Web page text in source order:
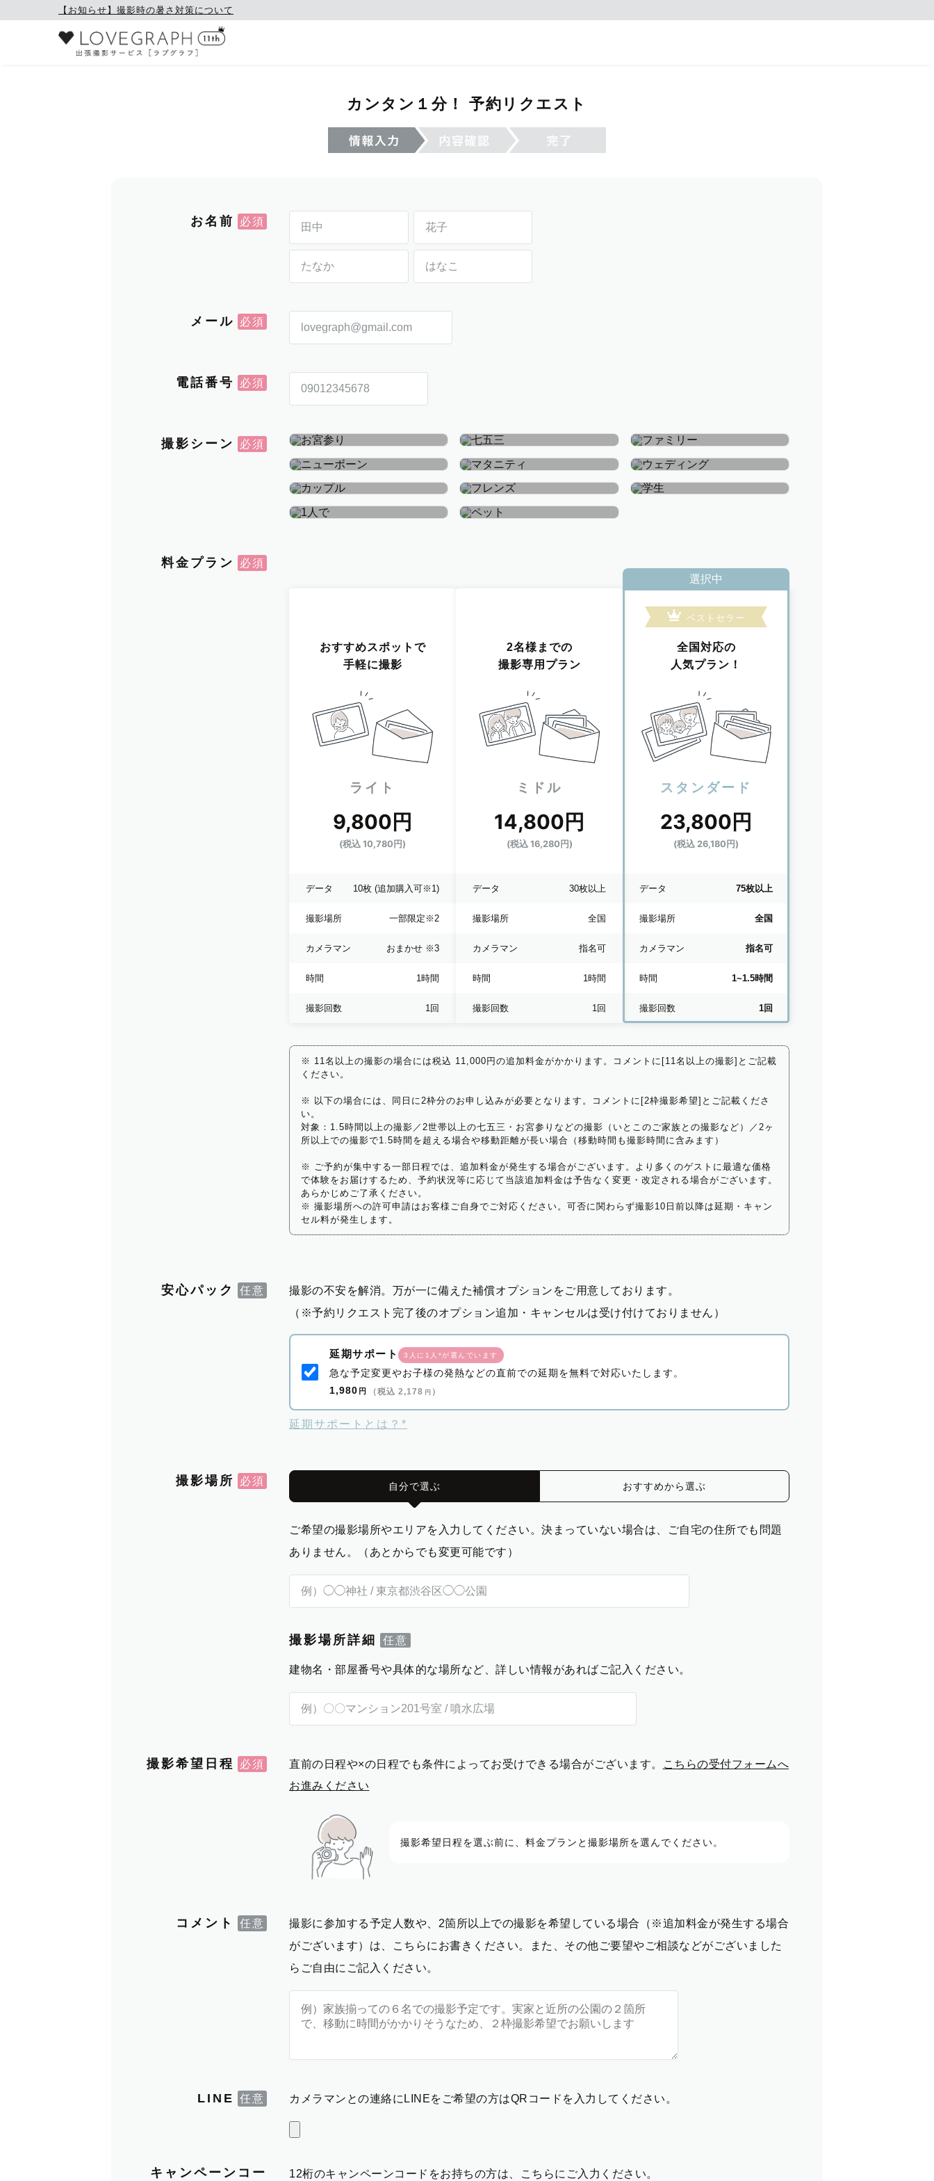
【お知らせ】撮影時の暑さ対策について
カンタン１分！ 予約リクエスト
お名前
メール
電話番号
撮影シーン
お宮参り・お食い初め
七五三
ファミリー
ニューボーン
マタニティ
ウェディング
料金プラン
おすすめスポットで
手軽に撮影
ライト
9,800円
(税込 10,780円)
データ 10枚 (追加購入可※1)
撮影場所 一部限定 ※2
カメラマン おまかせ ※3
時間 1時間
撮影回数 1回
2名様までの
撮影専用プラン
ミドル
14,800円
(税込 16,280円)
データ 30枚以上
撮影場所 全国
カメラマン 指名可
時間 1時間
撮影回数 1回
選択中
ベストセラー
全国対応の
人気プラン！
スタンダード
23,800円
(税込 26,180円)
データ 75枚以上
撮影場所 全国
カメラマン 指名可
時間 1~1.5時間
撮影回数 1回
※ 11名以上の撮影の場合には税込 11,000円の追加料金がかかります。コメントに[11名以上の撮影]とご記載
ください。
※ 以下の場合には、同日に2枠分のお申し込みが必要となります。コメントに[2枠撮影希望]とご記載くださ
い。
対象：1.5時間以上の撮影／2世帯以上の七五三・お宮参りなどの撮影（いとこのご家族との撮影など）／2ヶ
所以上での撮影で1.5時間を超える場合や移動距離が長い場合（移動時間も撮影時間に含みます）
※ ご予約が集中する一部日程では、追加料金が発生する場合がございます。より多くのゲストに最適な価格
で体験をお届けするため、予約状況等に応じて当該追加料金は予告なく変更・改定される場合がございます。
あらかじめご了承ください。
※ 撮影場所への許可申請はお客様ご自身でご対応ください。可否に関わらず撮影10日前以降は延期・キャン
セル料が発生します。
安心パック
撮影の不安を解消。万が一に備えた補償オプションをご用意しております。
（※予約リクエスト完了後のオプション追加・キャンセルは受け付けておりません）
延期サポート 3人に1人*が選んでいます
急な予定変更やお子様の発熱などの直前での延期を無料で対応いたします。
1,980 円 （税込 2,178 円 ）
延期サポートとは？*
撮影場所 自分で選ぶ おすすめから選ぶ
ご希望の撮影場所やエリアを入力してください。決まっていない場合は、ご自宅の住所でも問題
ありません。（あとからでも変更可能です）
撮影場所詳細
建物名・部屋番号や具体的な場所など、詳しい情報があればご記入ください。
撮影希望日程 直前の日程や×の日程でも条件によってお受けできる場合がございます。
こちらの受付フォームへ
お進みください
撮影希望日程を選ぶ前に、料金プランと撮影場所を選んでください。
コメント
撮影に参加する予定人数や、2箇所以上での撮影を希望している場合（※追加料金が発生する場合
がございます）は、こちらにお書きください。また、その他ご要望やご相談などがございました
らご自由にご記入ください。
LINE カメラマンとの連絡にLINEをご希望の方はQRコードを入力してください。
キャンペーンコー 12桁のキャンペーンコードをお持ちの方は、こちらにご入力ください。